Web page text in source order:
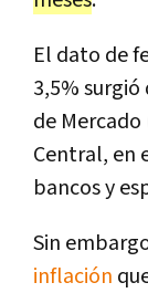
El dato de
3,5%
de
Central, en
bancos y
Sin
inflación